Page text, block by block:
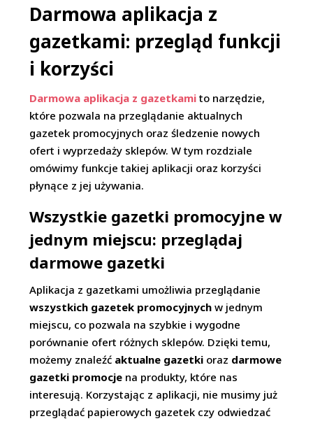
Darmowa aplikacja z
gazetkami: przegląd funkcji
i korzyści
Darmowa aplikacja z gazetkami to narzędzie,
które pozwala na przeglądanie aktualnych
gazetek promocyjnych oraz śledzenie nowych
ofert i wyprzedaży sklepów. W tym rozdziale
omówimy funkcje takiej aplikacji oraz korzyści
płynące z jej używania.
Wszystkie gazetki promocyjne w
jednym miejscu: przeglądaj
darmowe gazetki
Aplikacja z gazetkami umożliwia przeglądanie
wszystkich gazetek promocyjnych w jednym
miejscu, co pozwala na szybkie i wygodne
porównanie ofert różnych sklepów. Dzięki temu,
możemy znaleźć aktualne gazetki oraz darmowe
gazetki promocje na produkty, które nas
interesują. Korzystając z aplikacji, nie musimy już
przeglądać papierowych gazetek czy odwiedzać